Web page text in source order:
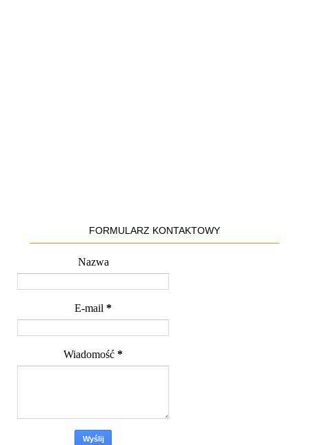
FORMULARZ KONTAKTOWY
Nazwa
E-mail *
Wiadomość *